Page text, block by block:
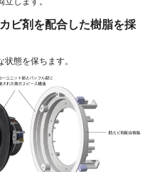
ビ剤を配合した樹脂を採
態を保ちます。